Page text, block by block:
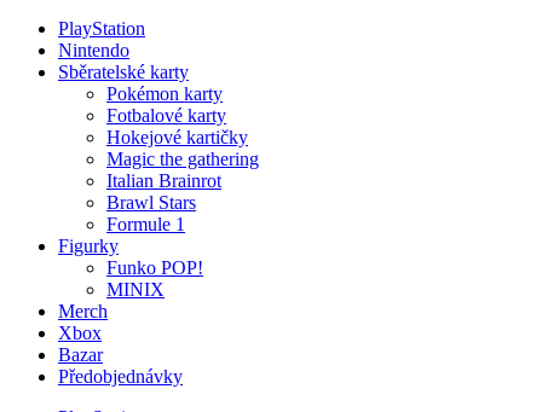
PlayStation
Nintendo
Sběratelské karty
Pokémon karty
Fotbalové karty
Hokejové kartičky
Magic the gathering
Italian Brainrot
Brawl Stars
Formule 1
Figurky
Funko POP!
MINIX
Merch
Xbox
Bazar
Předobjednávky